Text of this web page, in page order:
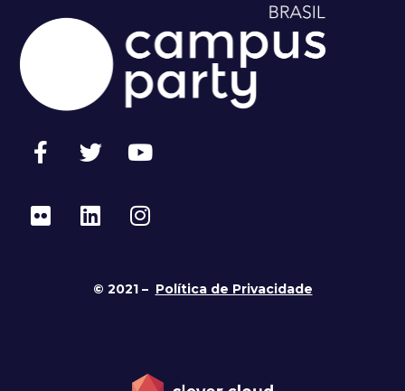
© 2021 – Política de Privacidade